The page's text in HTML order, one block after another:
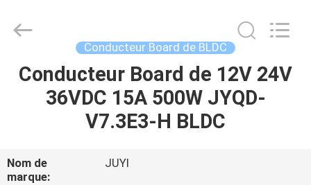
APERÇU
PRODUITS
VIDÉOS
Motor
Technology
Reserved.
Conducteur Board de BLDC
Conducteur Board de 12V 24V
36VDC 15A 500W JYQD-
V7.3E3-H BLDC
Nom de
marque:
JUYI